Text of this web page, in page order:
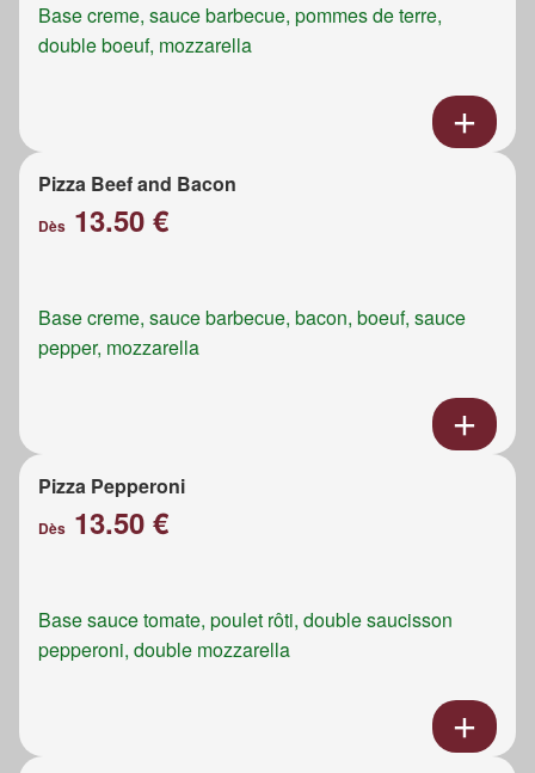
Base creme, sauce barbecue, pommes de terre,
double boeuf, mozzarella
Pizza Beef and Bacon
Dès 13.50 €
Base creme, sauce barbecue, bacon, boeuf, sauce
pepper, mozzarella
Pizza Pepperoni
Dès 13.50 €
Base sauce tomate, poulet rôti, double saucisson
pepperoni, double mozzarella